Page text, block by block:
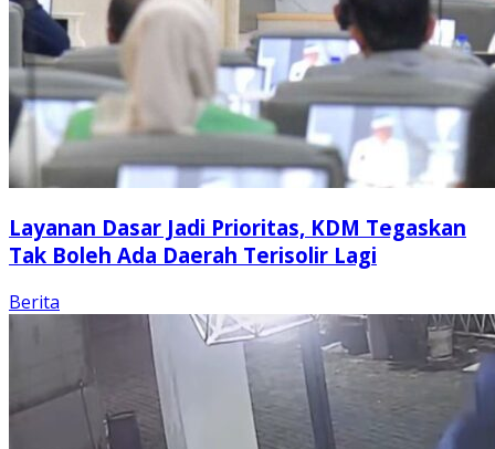
Layanan Dasar Jadi Prioritas, KDM Tegaskan
Tak Boleh Ada Daerah Terisolir Lagi
Berita